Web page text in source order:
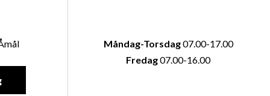
Måndag-Torsdag07.00-17.00
Fredag07.00-16.00